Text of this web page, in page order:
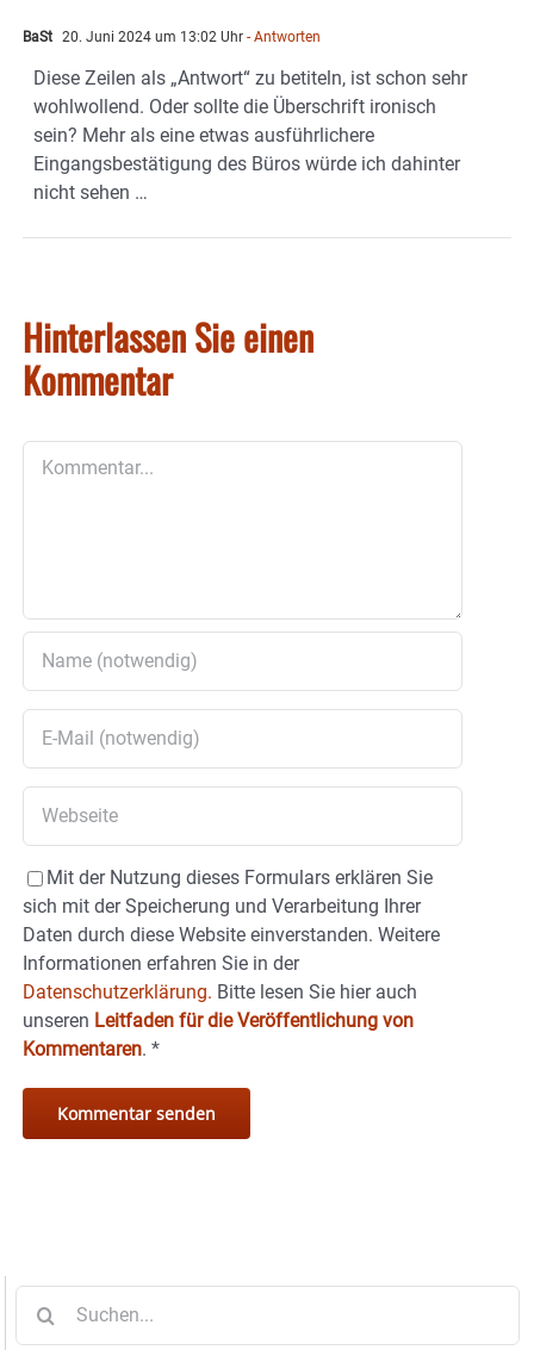
BaSt 20. Juni 2024 um 13:02 Uhr - Antworten
Diese Zeilen als „Antwort“ zu betiteln, ist schon sehr
wohlwollend. Oder sollte die Überschrift ironisch
sein? Mehr als eine etwas ausführlichere
Eingangsbestätigung des Büros würde ich dahinter
nicht sehen …
Hinterlassen Sie einen
Kommentar
Mit der Nutzung dieses Formulars erklären Sie
sich mit der Speicherung und Verarbeitung Ihrer
Daten durch diese Website einverstanden. Weitere
Informationen erfahren Sie in der
Datenschutzerklärung. Bitte lesen Sie hier auch
unseren Leitfaden für die Veröffentlichung von
Kommentaren. *
nach: